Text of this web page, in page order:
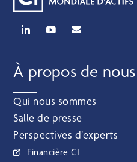
À propos de nous
Qui nous sommes
Salle de presse
Perspectives d’experts
Financière CI